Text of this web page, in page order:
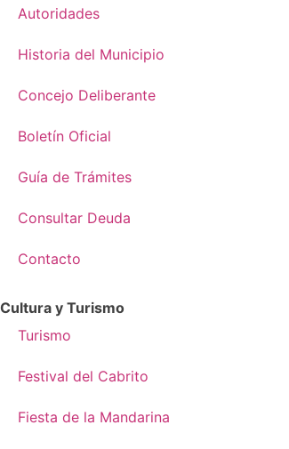
Autoridades
Historia del Municipio
Concejo Deliberante
Boletín Oficial
Guía de Trámites
Consultar Deuda
Contacto
Cultura y Turismo
Turismo
Festival del Cabrito
Fiesta de la Mandarina